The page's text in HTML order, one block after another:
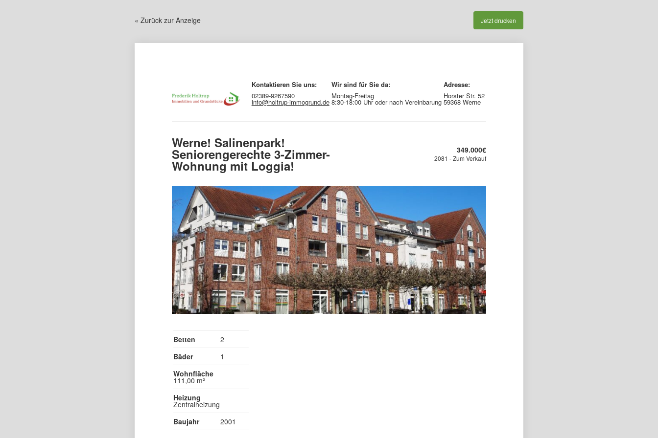
« Zurück zur Anzeige Jetzt drucken
Kontaktieren Sie uns:
02389-9267590
info@holtrup-immogrund.de
Wir sind für Sie da:
Montag-Freitag
8:30-18:00 Uhr oder nach Vereinbarung
Adresse:
Horster Str. 52
59368 Werne
Werne! Salinenpark!
Seniorengerechte 3-Zimmer-
Wohnung mit Loggia!
349.000€
2081 - Zum Verkauf
Betten
2
Bäder
1
Wohnfläche
111,00 m²
Heizung
Zentralheizung
Baujahr
2001